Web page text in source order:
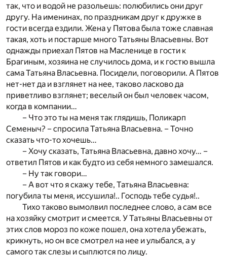
так, что и водой не разольешь: полюбились они друг
другу. На именинах, по праздникам друг к дружке в
гости всегда ездили. Жена у Пятова была тоже славная
такая, хоть и постарше много Татьяны Власьевны. Вот
однажды приехал Пятов на Масленице в гости к
Брагиным, хозяина не случилось дома, и к гостю вышла
сама Татьяна Власьевна. Посидели, поговорили. А Пятов
нет-нет да и взглянет на нее, таково ласково да
приветливо взглянет; веселый он был человек часом,
когда в компании…
– Что это ты на меня так глядишь, Поликарп
Семеныч? – спросила Татьяна Власьевна. – Точно
сказать что-то хочешь…
– Хочу сказать, Татьяна Власьевна, давно хочу… –
ответил Пятов и как будто из себя немного замешался.
– Ну так говори…
– А вот что я скажу тебе, Татьяна Власьевна:
погубила ты меня, иссушила!.. Господь тебе судья!..
Тихо таково вымолвил последнее слово, а сам все
на хозяйку смотрит и смеется. У Татьяны Власьевны от
этих слов мороз по коже пошел, она хотела убежать,
крикнуть, но он все смотрел на нее и улыбался, а у
самого так слезы и сыплются по лицу.